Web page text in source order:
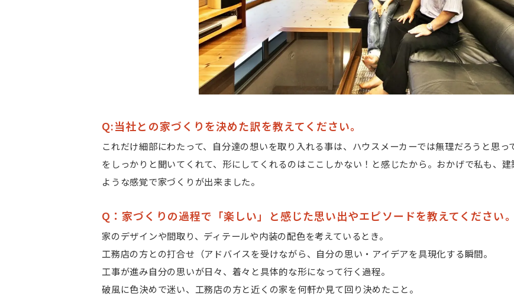
Q:当社との家づくりを決めた訳を教えてください。
これだけ細部にわたって、自分達の想いを取り入れる事は、ハウスメーカーでは無理だろうと思
をしっかりと聞いてくれて、形にしてくれるのはここしかない！と感じたから。おかげで私も、
ような感覚で家づくりが出来ました。
Q：家づくりの過程で「楽しい」と感じた思い出やエピソードを教えてください。
家のデザインや間取り、ディテールや内装の配色を考えているとき。
工務店の方との打合せ（アドバイスを受けながら、自分の思い・アイデアを具現化する瞬間。
工事が進み自分の思いが日々、着々と具体的な形になって行く過程。
破風に色決めで迷い、工務店の方と近くの家を何軒か見て回り決めたこと。